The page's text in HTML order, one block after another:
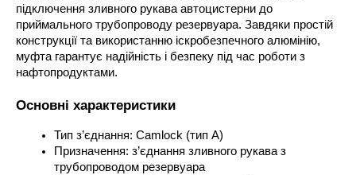
підключення зливного рукава автоцистерни до
приймального трубопроводу резервуара. Завдяки простій
конструкції та використанню іскробезпечного алюмінію,
муфта гарантує надійність і безпеку під час роботи з
нафтопродуктами.
Основні характеристики
Тип з’єднання: Camlock (тип А)
Призначення: з’єднання зливного рукава з
трубопроводом резервуара